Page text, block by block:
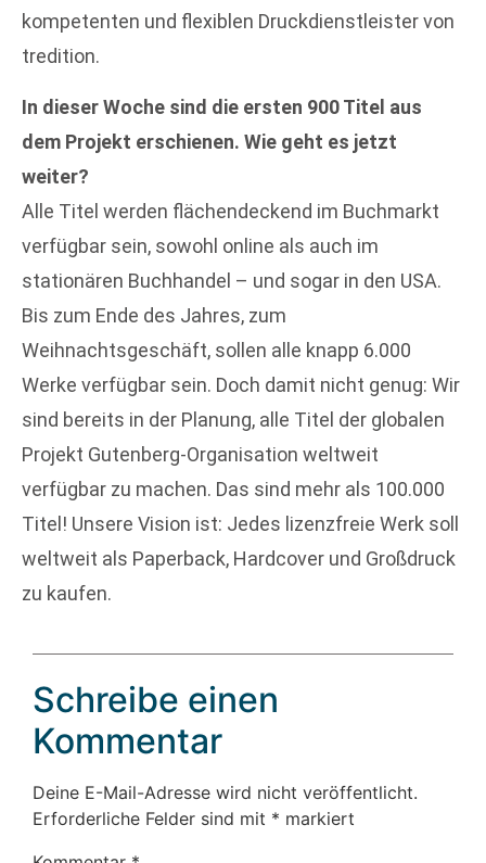
kompetenten und flexiblen Druckdienstleister von
tredition.
In dieser Woche sind die ersten 900 Titel aus
dem Projekt erschienen. Wie geht es jetzt
weiter?
Alle Titel werden flächendeckend im Buchmarkt
verfügbar sein, sowohl online als auch im
stationären Buchhandel – und sogar in den USA.
Bis zum Ende des Jahres, zum
Weihnachtsgeschäft, sollen alle knapp 6.000
Werke verfügbar sein. Doch damit nicht genug: Wir
sind bereits in der Planung, alle Titel der globalen
Projekt Gutenberg-Organisation weltweit
verfügbar zu machen. Das sind mehr als 100.000
Titel! Unsere Vision ist: Jedes lizenzfreie Werk soll
weltweit als Paperback, Hardcover und Großdruck
zu kaufen.
Schreibe einen
Kommentar
Deine E-Mail-Adresse wird nicht veröffentlicht.
Erforderliche Felder sind mit * markiert